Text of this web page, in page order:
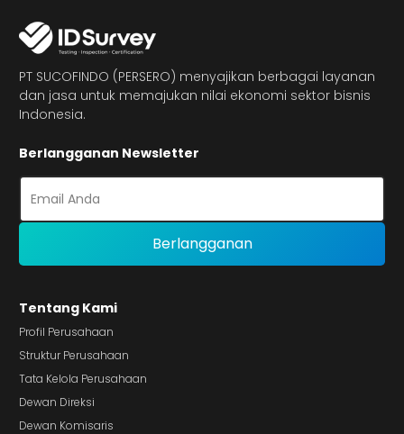
PT SUCOFINDO (PERSERO) menyajikan berbagai layanan
dan jasa untuk memajukan nilai ekonomi sektor bisnis
Indonesia.
Berlangganan Newsletter
Tentang Kami
Profil Perusahaan
Struktur Perusahaan
Tata Kelola Perusahaan
Dewan Direksi
Dewan Komisaris